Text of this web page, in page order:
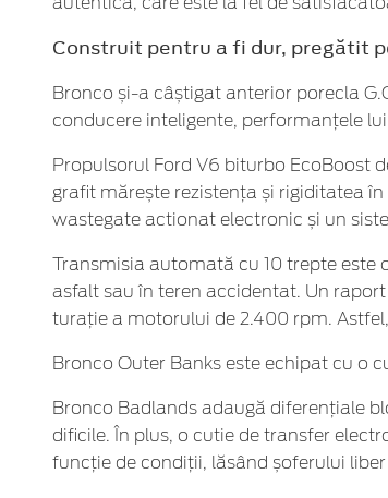
autentică, care este la fel de
Construit pentru a fi dur, pregătit
Bronco și-a câștigat anterior porecla
conducere inteligente, performanțele
Propulsorul Ford V6 biturbo EcoBoost
grafit mărește rezistența și rigiditatea
wastegate actionat electronic și un
Transmisia automată cu 10 trepte
asfalt sau în teren accidentat. Un
turație a motorului de 2.400 rpm.
Bronco Outer Banks este echipat cu o
Bronco Badlands adaugă diferențiale
dificile. În plus, o cutie de transfer
funcție de condiții, lăsând șoferului